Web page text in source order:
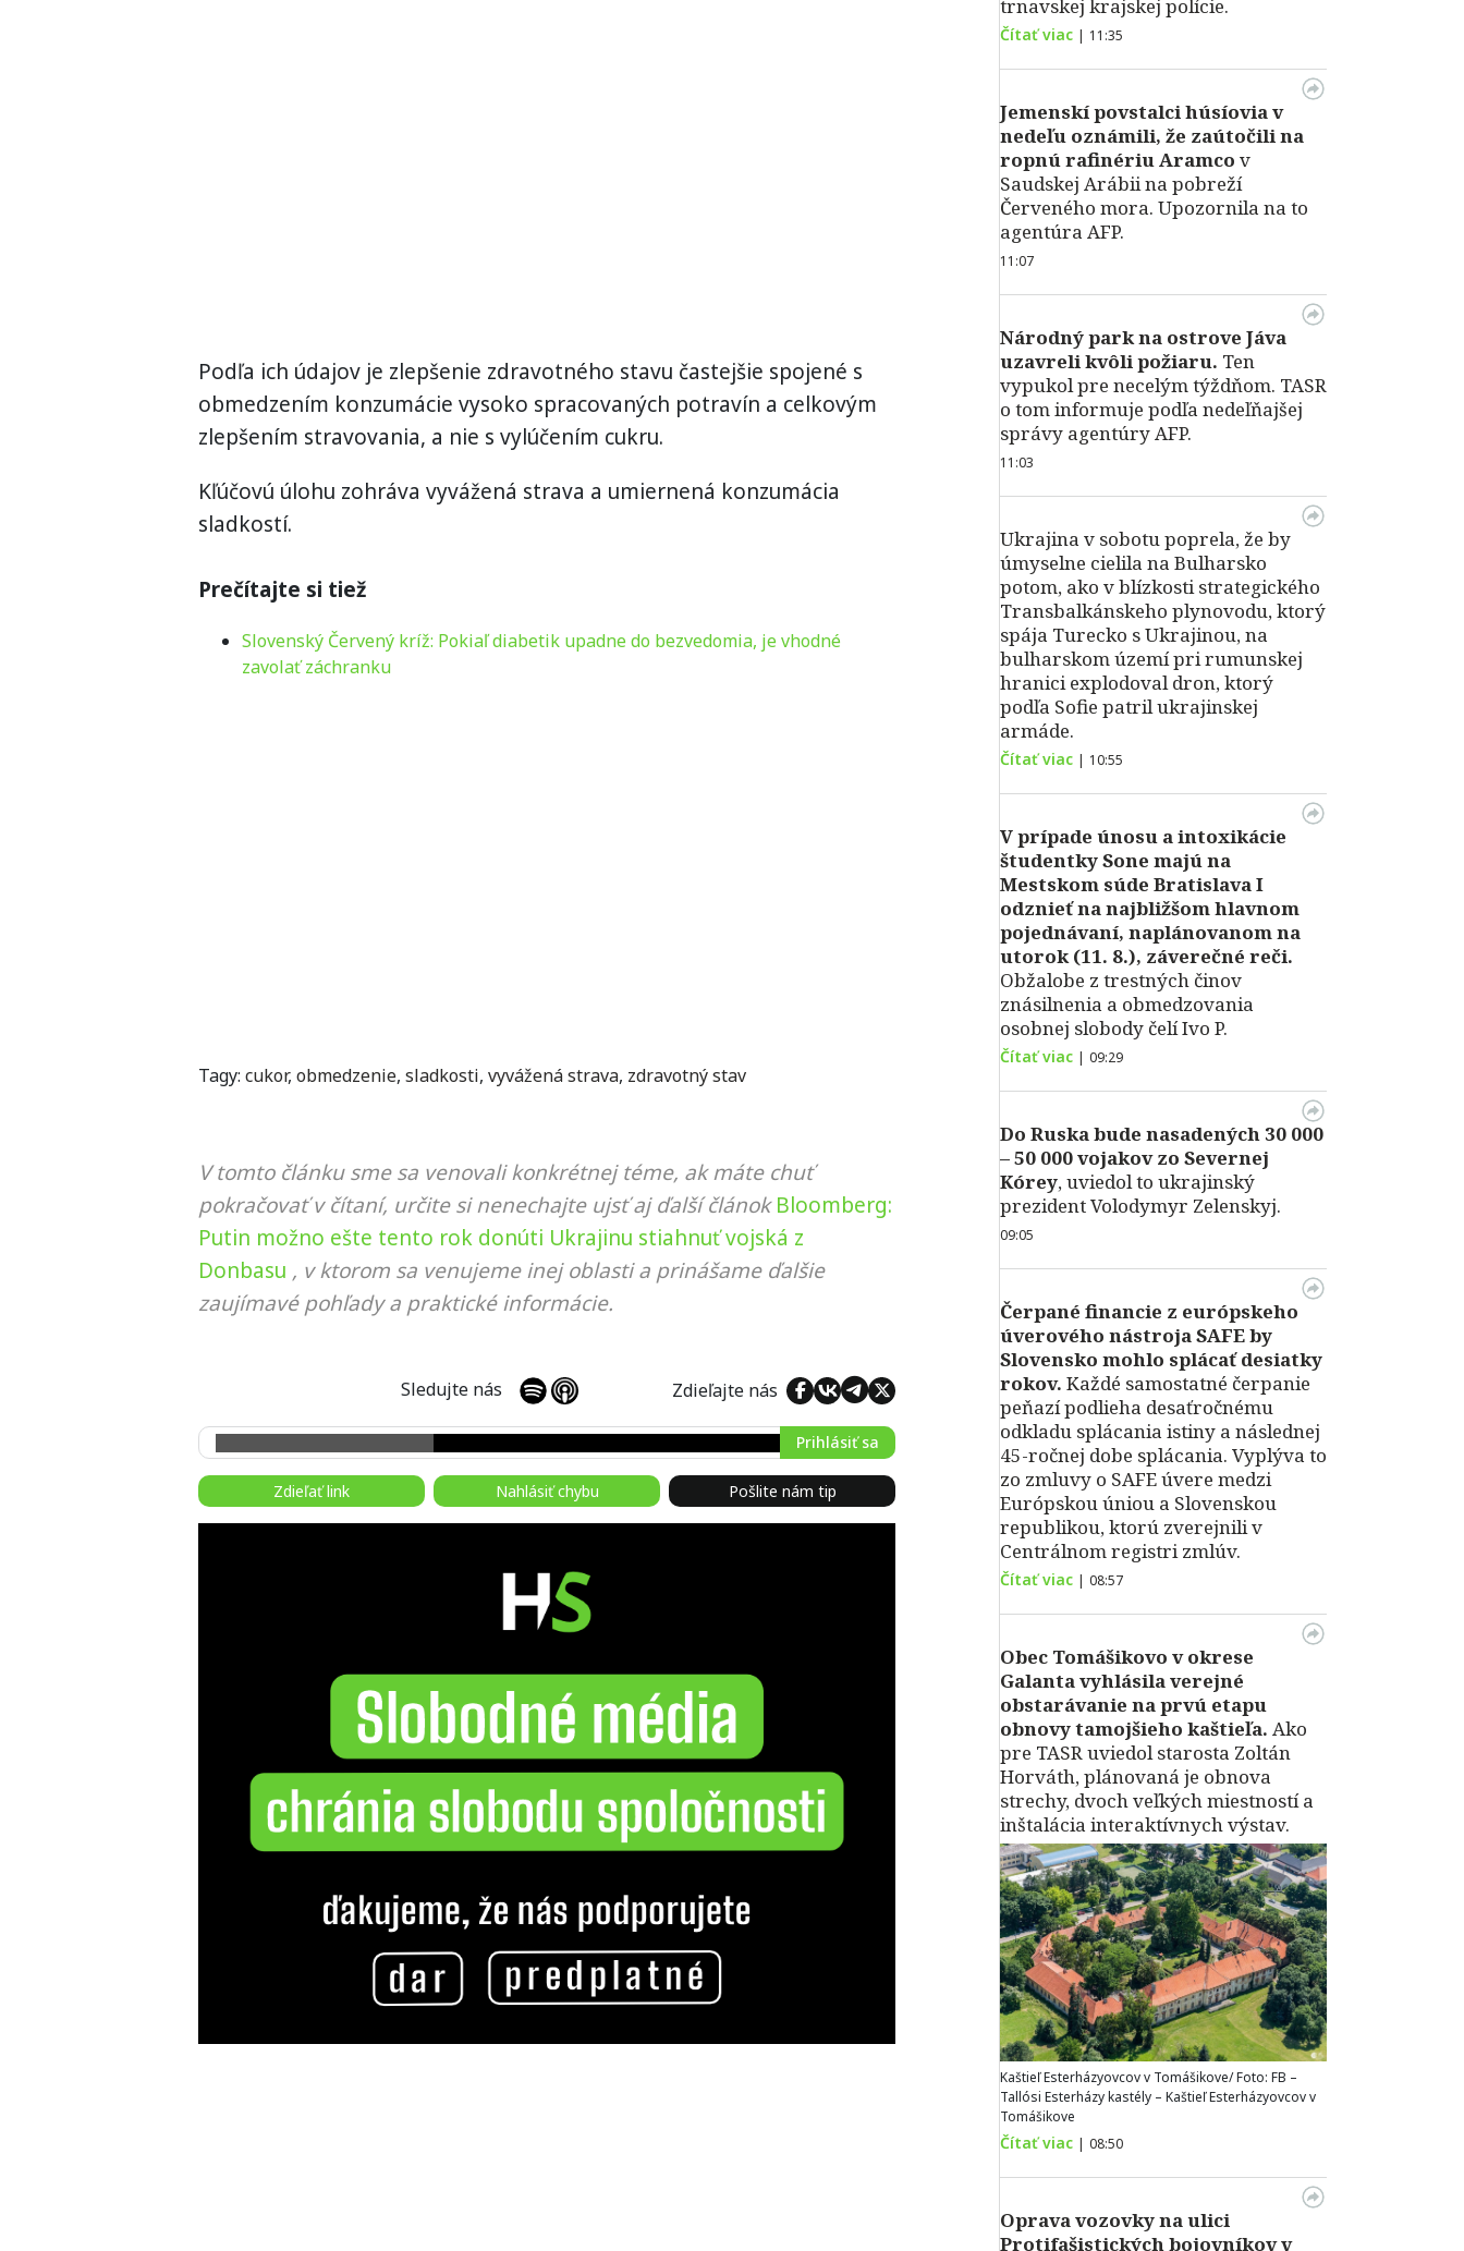
Podľa ich údajov je zlepšenie zdravotného stavu častejšie spojené s
obmedzením konzumácie vysoko spracovaných potravín a celkovým
zlepšením stravovania, a nie s vylúčením cukru.
Kľúčovú úlohu zohráva vyvážená strava a umiernená konzumácia
sladkostí.
Prečítajte si tiež
Slovenský Červený kríž: Pokiaľ diabetik upadne do bezvedomia, je vhodné
zavolať záchranku
Tagy: cukor, obmedzenie, sladkosti, vyvážená strava, zdravotný stav
V tomto článku sme sa venovali konkrétnej téme, ak máte chuť
pokračovať v čítaní, určite si nenechajte ujsť aj ďalší článok Bloomberg:
Putin možno ešte tento rok donúti Ukrajinu stiahnuť vojská z
Donbasu , v ktorom sa venujeme inej oblasti a prinášame ďalšie
zaujímavé pohľady a praktické informácie.
Sledujte nás Zdieľajte nás
Prihlásiť sa
Zdieľať link Nahlásiť chybu Pošlite nám tip
trnavskej krajskej polície.
Čítať viac | 11:35
Jemenskí povstalci húsíovia v
nedeľu oznámili, že zaútočili na
ropnú rafinériu Aramco v
Saudskej Arábii na pobreží
Červeného mora. Upozornila na to
agentúra AFP.
11:07
Národný park na ostrove Jáva
uzavreli kvôli požiaru. Ten
vypukol pre necelým týždňom. TASR
o tom informuje podľa nedeľňajšej
správy agentúry AFP.
11:03
Ukrajina v sobotu poprela, že by
úmyselne cielila na Bulharsko
potom, ako v blízkosti strategického
Transbalkánskeho plynovodu, ktorý
spája Turecko s Ukrajinou, na
bulharskom území pri rumunskej
hranici explodoval dron, ktorý
podľa Sofie patril ukrajinskej
armáde.
Čítať viac | 10:55
V prípade únosu a intoxikácie
študentky Sone majú na
Mestskom súde Bratislava I
odznieť na najbližšom hlavnom
pojednávaní, naplánovanom na
utorok (11. 8.), záverečné reči.
Obžalobe z trestných činov
znásilnenia a obmedzovania
osobnej slobody čelí Ivo P.
Čítať viac | 09:29
Do Ruska bude nasadených 30 000
– 50 000 vojakov zo Severnej
Kórey, uviedol to ukrajinský
prezident Volodymyr Zelenskyj.
09:05
Čerpané financie z európskeho
úverového nástroja SAFE by
Slovensko mohlo splácať desiatky
rokov. Každé samostatné čerpanie
peňazí podlieha desaťročnému
odkladu splácania istiny a následnej
45-ročnej dobe splácania. Vyplýva to
zo zmluvy o SAFE úvere medzi
Európskou úniou a Slovenskou
republikou, ktorú zverejnili v
Centrálnom registri zmlúv.
Čítať viac | 08:57
Obec Tomášikovo v okrese
Galanta vyhlásila verejné
obstarávanie na prvú etapu
obnovy tamojšieho kaštieľa. Ako
pre TASR uviedol starosta Zoltán
Horváth, plánovaná je obnova
strechy, dvoch veľkých miestností a
inštalácia interaktívnych výstav.
Kaštieľ Esterházyovcov v Tomášikove/ Foto: FB –
Tallósi Esterházy kastély – Kaštieľ Esterházyovcov v
Tomášikove
Čítať viac | 08:50
Oprava vozovky na ulici
Protifašistických bojovníkov v